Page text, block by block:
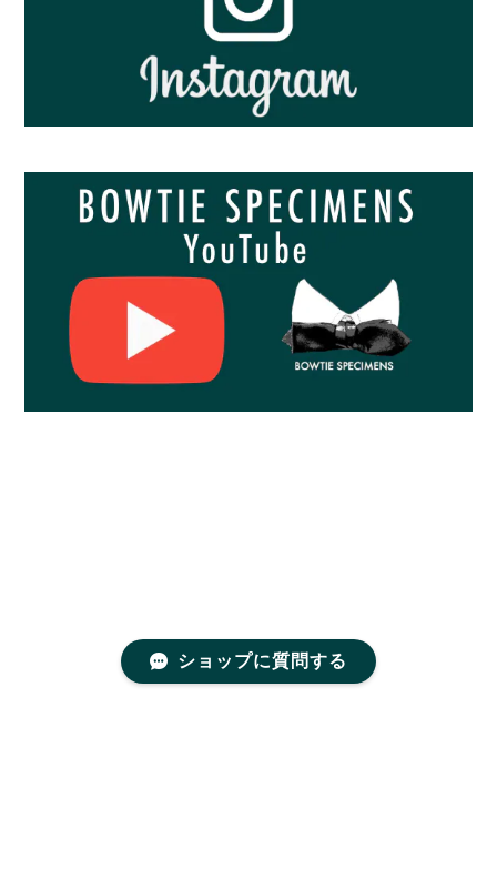
ショップに質問する